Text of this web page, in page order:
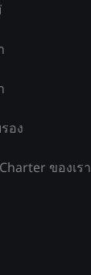
อง
ของเรา